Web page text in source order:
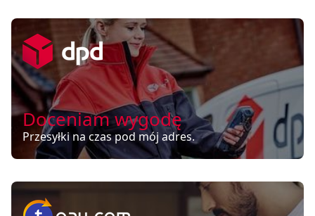
Doceniam wygodę
Przesyłki na czas pod mój adres.